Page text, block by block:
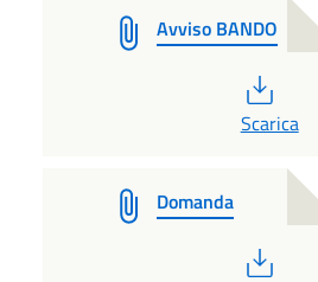
Avviso BANDO
PDF
Scarica
Domanda